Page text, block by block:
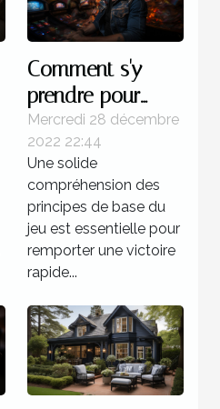
Comment s'y
prendre pour
gagner d'une
manière certaine
au multi ?
Mercredi 28 décembre
2022 22:44
Une solide
compréhension des
principes de base du
jeu est essentielle pour
remporter une victoire
rapide...